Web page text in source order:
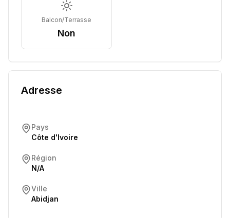
Balcon/Terrasse
Non
Adresse
Pays
Côte d'Ivoire
Région
N/A
Ville
Abidjan